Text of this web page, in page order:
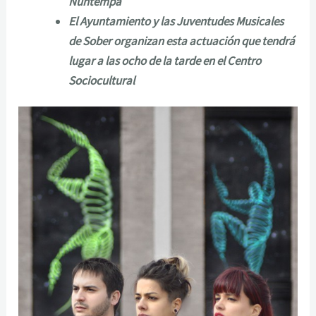
El Ayuntamiento y las Juventudes Musicales
de Sober organizan esta actuación que tendrá
lugar a las ocho de la tarde en el Centro
Sociocultural